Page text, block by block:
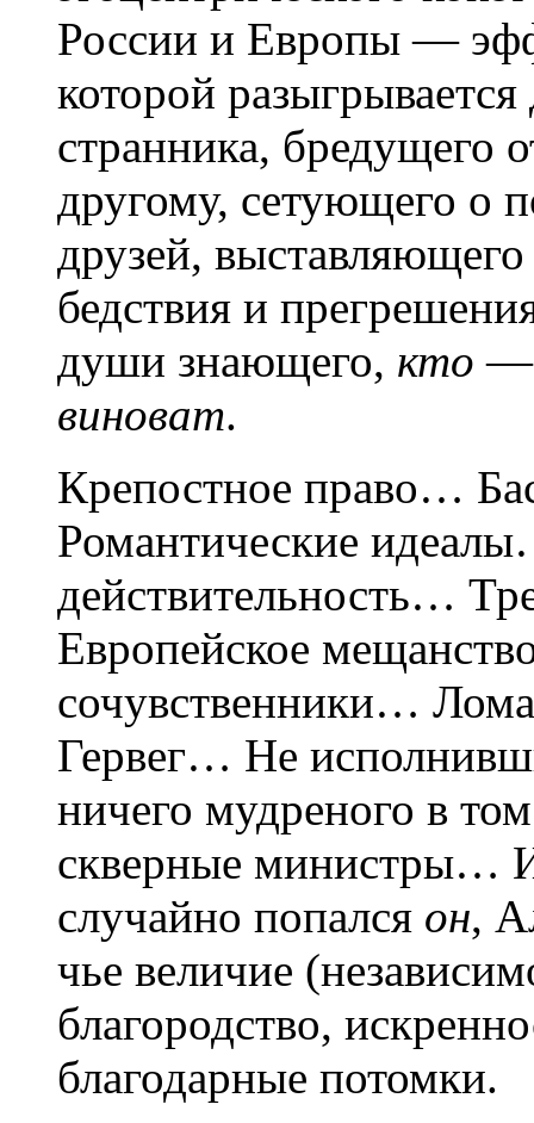
России и Европы —
которой
странника, бредущего
другому, сетующего о
друзей,
бедствия и
души знающего, кто —
виноват.
Крепостное право…
Романтические
действительность…
Европейское
сочувственники…
Гервег… Не
ничего мудреного в
скверные министры…
случайно попался он,
чье величие
благородство,
благодарные потомки.